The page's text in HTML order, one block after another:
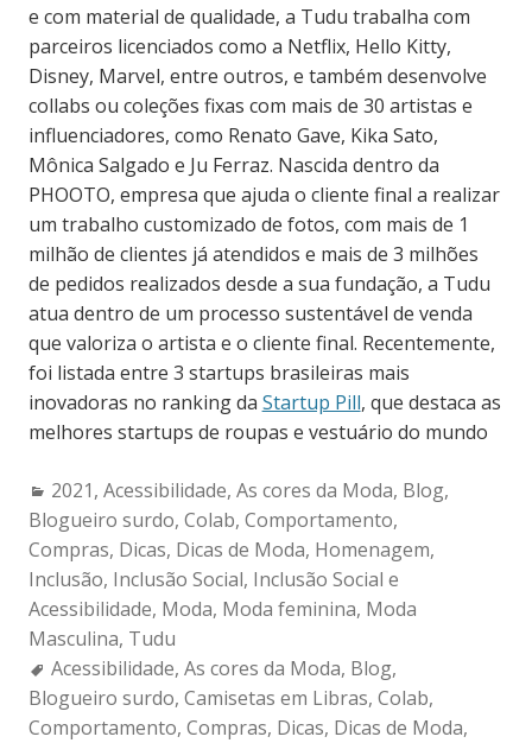
e com material de qualidade, a Tudu trabalha com
parceiros licenciados como a Netflix, Hello Kitty,
Disney, Marvel, entre outros, e também desenvolve
collabs ou coleções fixas com mais de 30 artistas e
influenciadores, como Renato Gave, Kika Sato,
Mônica Salgado e Ju Ferraz. Nascida dentro da
PHOOTO, empresa que ajuda o cliente final a realizar
um trabalho customizado de fotos, com mais de 1
milhão de clientes já atendidos e mais de 3 milhões
de pedidos realizados desde a sua fundação, a Tudu
atua dentro de um processo sustentável de venda
que valoriza o artista e o cliente final. Recentemente,
foi listada entre 3 startups brasileiras mais
inovadoras no ranking da Startup Pill, que destaca as
melhores startups de roupas e vestuário do mundo
Categories:
2021, Acessibilidade, As cores da Moda, Blog,
Blogueiro surdo, Colab, Comportamento,
Compras, Dicas, Dicas de Moda, Homenagem,
Inclusão, Inclusão Social, Inclusão Social e
Acessibilidade, Moda, Moda feminina, Moda
Masculina, Tudu
Tags:
Acessibilidade, As cores da Moda, Blog,
Blogueiro surdo, Camisetas em Libras, Colab,
Comportamento, Compras, Dicas, Dicas de Moda,